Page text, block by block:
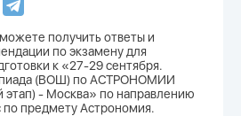
получить ответы и
по экзамену для
к «27-29 сентября.
(ВОШ) по АСТРОНОМИИ
- Москва» по направлению
предмету Астрономия.